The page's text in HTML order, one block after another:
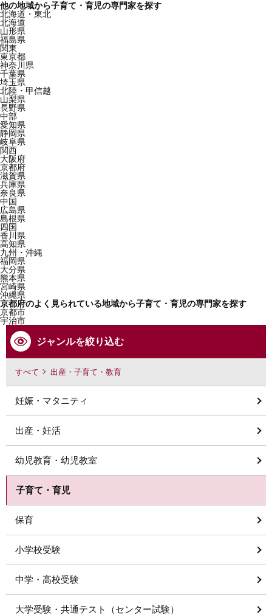
他の地域から子育て・育児の専門家を探す
北海道・東北
北海道
山形県
福島県
関東
東京都
神奈川県
千葉県
埼玉県
北陸・甲信越
山梨県
長野県
中部
愛知県
静岡県
岐阜県
関西
大阪府
京都府
滋賀県
兵庫県
奈良県
中国
広島県
島根県
四国
香川県
高知県
九州・沖縄
福岡県
大分県
熊本県
宮崎県
沖縄県
京都府のよく見られている地域から子育て・育児の専門家を探す
京都市
宇治市
ジャンルを絞り込む
すべて 出産・子育て・教育
妊娠・マタニティ
出産・妊活
幼児教育・幼児教室
子育て・育児
保育
小学校受験
中学・高校受験
大学受験・共通テスト（センター試験）